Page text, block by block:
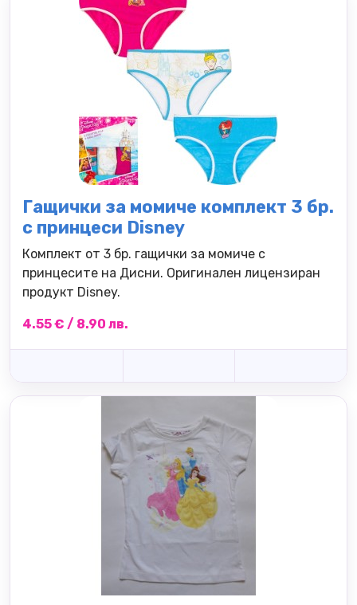
Гащички за момиче комплект 3 бр.
с принцеси Disney
Комплект от 3 бр. гащички за момиче с
принцесите на Дисни. Оригинален лицензиран
продукт Disney.
4.55 € / 8.90 лв.